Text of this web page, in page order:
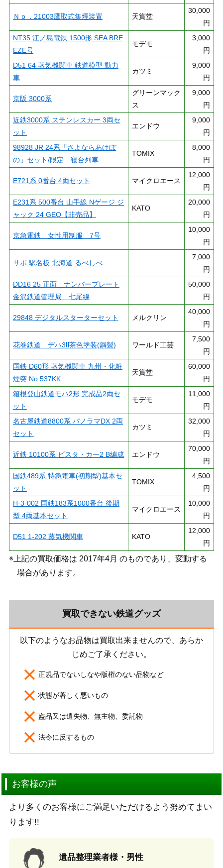
Ｎｏ．21003鷹取式集煙装置 天賞堂
30,000
円
NT35 江ノ島電鉄 1500形 SEA BRE
EZE号
モデモ
3,000
円
D51 64 蒸気機関車 鉄道模型 動力
車
カツミ
9,000
円
京阪 3000系
グリーンマック
ス
9,000
円
近鉄3000系 ステンレスカー 3両セ
ット
エンドウ
9,000
円
98928 JR 24系「さよならあけぼ
の」セット/限定 寝台列車
TOMIX
8,000
円
E721系 0番台 4両セット マイクロエース
12,000
円
E231系 500番台 山手線 Nゲージ ジ
ャック 24 GEO【非売品】
KATO
20,000
円
京急電鉄 女性用制服 7号
10,000
円
サボ 駅名板 北海道 るべしべ
7,000
円
DD16 25 正面 ナンバープレート
金沢鉄道管理局 七尾線
50,000
円
29848 デジタルスターターセット メルクリン
40,000
円
花巻鉄道 デハ3Ⅱ茶色塗装(鋼製) ワールド工芸
7,500
円
国鉄 D60形 蒸気機関車 九州・化粧
煙突 No.537KK
天賞堂
60,000
円
箱根登山鉄道モハ2形 完成品2両セ
ット
モデモ
11,000
円
名古屋鉄道8800系 パノラマDX 2両
セット
カツミ
32,000
円
近鉄 10100系 ビスタ・カー2 B編成 エンドウ
70,000
円
国鉄489系 特急電車(初期型)基本セ
ット
TOMIX
4,500
円
H-3-002 国鉄183系1000番台 後期
型 4両基本セット
マイクロエース
10,000
円
D51 1-202 蒸気機関車 KATO
12,000
円
※上記の買取価格は 2017年4月 のものであり、変動する
場合があります。
買取できない鉄道グッズ
以下のようなお品物は買取出来ませんので、あらか
じめご了承ください。
正規品でないしなや版権のない品物など
状態が著しく悪いもの
盗品又は遺失物、無主物、委託物
法令に反するもの
お客様の声
より多くのお客様にご満足いただけるよう努めてまい
ります!!
遺品整理業者様・男性